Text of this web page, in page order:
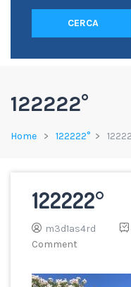
CERCA
122222°
Home 122222°
122222°
m3d1as4rd
Comment